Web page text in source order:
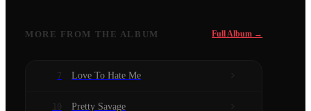
MORE FROM THE ALBUM Full Album →
7 Love To Hate Me
10 Pretty Savage